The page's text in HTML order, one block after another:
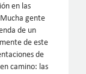
en las
gente
de un
de este
de
camino: las